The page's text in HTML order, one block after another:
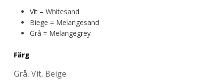
Vit = Whitesand
Biege = Melangesand
Grå = Melangegrey
Färg
Grå, Vit, Beige